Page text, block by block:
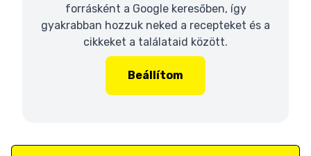
forrásként a Google keresőben, így
gyakrabban hozzuk neked a recepteket és a
cikkeket a találataid között.
Beállítom